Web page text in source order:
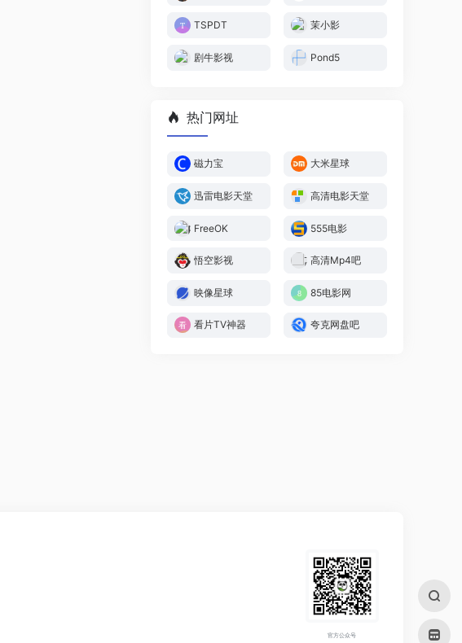
TSPDT 茉小影
剧牛影视 Pond5
热门网址
磁力宝 大米星球
迅雷电影天堂 高清电影天堂
FreeOK 555电影
悟空影视 高清Mp4吧
映像星球 85电影网
看片TV神器 夸克网盘吧
官方公众号